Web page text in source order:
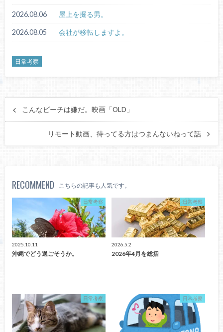
2026.08.06 屋上を掘る男。
2026.08.05 会社が移転しますよ。
日常考察
こんなビーチは嫌だ。映画「OLD」
リモート動画、待ってる方はつまんないねって話
RECOMMEND こちらの記事も人気です。
日常考察
2025.10.11
沖縄でどう過ごそうか。
日常考察
2026.5.2
2026年4月を総括
日常考察 日常考察